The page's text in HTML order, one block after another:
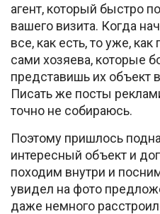
агент, который быстро
вашего визита. Когда
все, как есть, то уже,
сами хозяева, которые
представишь их объект
Писать же посты
точно не собираюсь.
Поэтому пришлось
интересный объект и
походим внутри и
увидел на фото
даже немного